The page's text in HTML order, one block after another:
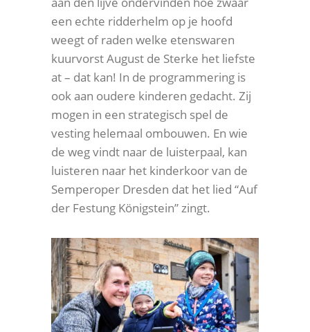
een echte ridderhelm op je hoofd
weegt of raden welke etenswaren
kuurvorst August de Sterke het liefste
at – dat kan! In de programmering is
ook aan oudere kinderen gedacht. Zij
mogen in een strategisch spel de
vesting helemaal ombouwen. En wie
de weg vindt naar de luisterpaal, kan
luisteren naar het kinderkoor van de
Semperoper Dresden dat het lied “Auf
der Festung Königstein” zingt.